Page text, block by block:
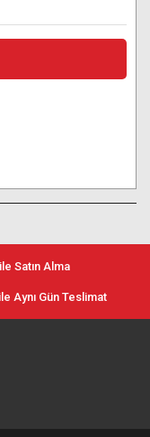
Satın Alma
Aynı Gün Teslimat